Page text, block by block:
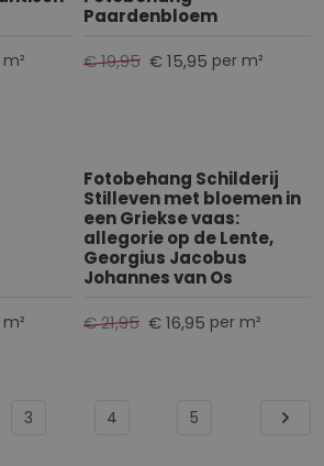
Paardenbloem
€ 15,95 per m²
€ 19,95
Fotobehang Schilderij
Stilleven met bloemen in
een Griekse vaas:
allegorie op de Lente,
Georgius Jacobus
Johannes van Os
€ 16,95 per m²
€ 21,95
P
3
P
4
P
5
P